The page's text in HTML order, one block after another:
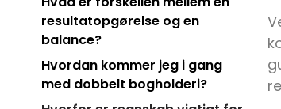
resultatopgørelse og en
balance?
Hvordan kommer jeg i gang
med dobbelt bogholderi?